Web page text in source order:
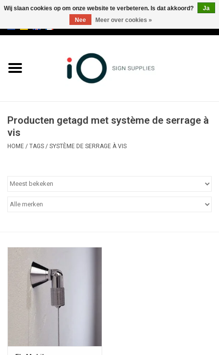
Merken
Bel ons op +32 3 353 67 63
Producten getagd met système de serrage à
vis
HOME / TAGS / SYSTÈME DE SERRAGE À VIS
Wij slaan cookies op om onze website te verbeteren. Is dat akkoord?
Ja
Nee
Meer over cookies »